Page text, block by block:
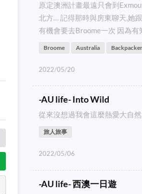
原定澳洲計畫最遠只會到
北方… 記得那時與房東聊天,她
有機會要去Broome一次 因為有
Broome Australia Backpacker
2022/05/20
-AU life- Into Wild
從來沒想過我會這麼熱愛大自
旅人旅事
2022/05/06
-AU life- 西澳一日遊